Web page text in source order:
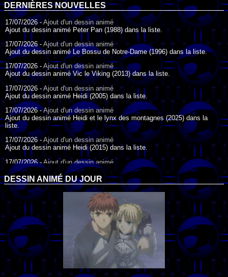
DERNIÈRES NOUVELLES
17/07/2026 -Ajout d'un dessin animé
Ajout du dessin animé Peter Pan (1988) dans la liste.
17/07/2026 -Ajout d'un dessin animé
Ajout du dessin animé Le Bossu de Notre-Dame (1996) dans la liste.
17/07/2026 - Ajout d'un dessin animé
Ajout du dessin animé Vic le Viking (2013) dans la liste.
17/07/2026 -Ajout d'un dessin animé
Ajout du dessin animé Heidi (2005) dans la liste.
17/07/2026 -Ajout d'un dessin animé
Ajout du dessin animé Heidi et le lynx des montagnes (2025) dans la
liste.
17/07/2026 -Ajout d'un dessin animé
Ajout du dessin animé Heidi (2015) dans la liste.
17/07/2026 - Ajout d'un dessin animé
Ajout du dessin animé Heidi (1995) dans la liste.
09/07/2026 -Ajout d'un dessin animé
Ajout du dessin animé Genki l'Aventurier de la Chance (2006) dans la
liste.
04/07/2026 -Ajout d'un dessin animé
Ajout du dessin animé Vilain Petit Canard (2000) dans la liste.
04/07/2026 -
Ajout d'un dessin animé
Ajout du dessin animé Le Noël du vilain petit canard (2003) dans la liste.
DESSIN ANIMÉ DU JOUR